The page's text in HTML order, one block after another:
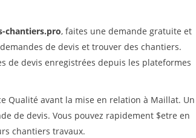
chantiers.pro, faites une demande gratuite et
de devis et trouver des chantiers.
de devis enregistrées depuis les plateformes
Qualité avant la mise en relation à Maillat. Un
de devis. Vous pouvez rapidement $etre en
chantiers travaux.